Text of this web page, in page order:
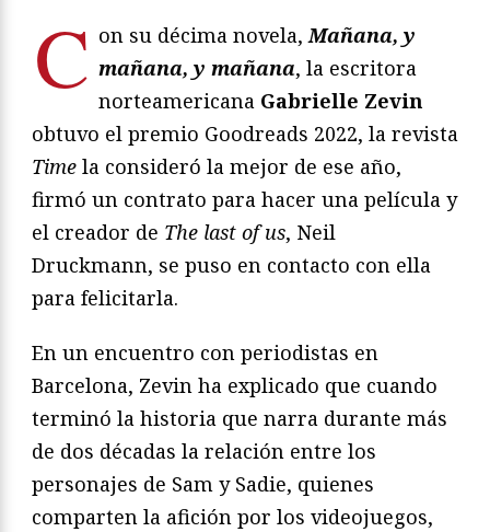
C on su décima novela,Mañana, y
mañana, y mañana, la escritora
norteamericana Gabrielle Zevin
obtuvo el premio Goodreads 2022, la revista
Time la consideró la mejor de ese año,
firmó un contrato para hacer una película y
el creador de The last of us, Neil
Druckmann, se puso en contacto con ella
para felicitarla.
En un encuentro con periodistas en
Barcelona, Zevin ha explicado que cuando
terminó la historia que narra durante más
de dos décadas la relación entre los
personajes de Sam y Sadie, quienes
comparten la afición por los videojuegos,